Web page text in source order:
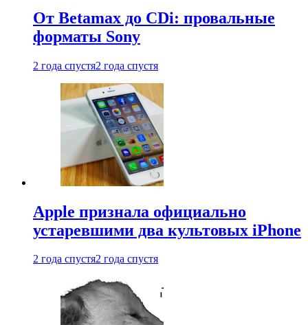
От Betamax до CDi: провальные
форматы Sony
2 года спустя2 года спустя
Apple признала официально
устаревшими два культовых iPhone
2 года спустя2 года спустя